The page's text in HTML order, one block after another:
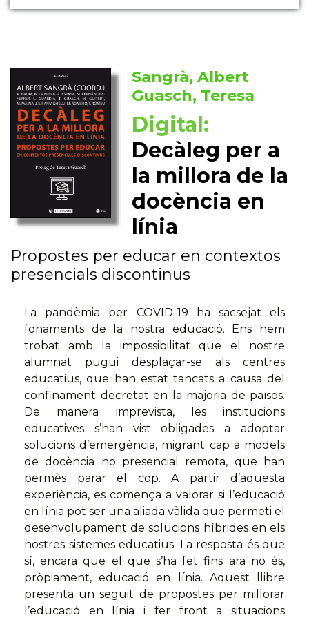
Sangrà, Albert
Guasch, Teresa
Digital:
Decàleg per a
la millora de la
docència en
línia
Propostes per educar en contextos
presencials discontinus
La pandèmia per COVID-19 ha sacsejat els
fonaments de la nostra educació. Ens hem
trobat amb la impossibilitat que el nostre
alumnat pugui desplaçar-se als centres
educatius, que han estat tancats a causa del
confinament decretat en la majoria de països.
De manera imprevista, les institucions
educatives s’han vist obligades a adoptar
solucions d’emergència, migrant cap a models
de docència no presencial remota, que han
permès parar el cop. A partir d’aquesta
experiència, es comença a valorar si l’educació
en línia pot ser una aliada vàlida que permeti el
desenvolupament de solucions híbrides en els
nostres sistemes educatius. La resposta és que
sí, encara que el que s’ha fet fins ara no és,
pròpiament, educació en línia. Aquest llibre
presenta un seguit de propostes per millorar
l’educació en línia i fer front a situacions